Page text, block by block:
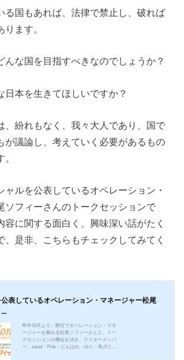
る国もあれば、法律で禁止し、破れば
ます。
んな国を目指すべきなのでしょうか？
日本を生きてほしいですか？
、紛れもなく、我々大人であり、国で
が議論し、考えていく必要があるもの
ャルを公表しているオペレーション・
ソフィーさんのトークセッションで
容に関する面白く、興味深い話がたく
、是非、こちらもチェックしてみてく
表しているオペレーション・マネージャー松尾
昨年10月より、弊社でオペレーション・マネ
ージャーを務める松尾ソフィーさんと、トー
クセッションの機会を頂き、ライターメンバ
ー、salad・Pink・どんはれ・ゆた・島川との